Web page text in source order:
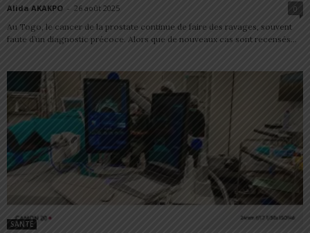
Alida AKAKPO - 26 août 2025
0
Au Togo, le cancer de la prostate continue de faire des ravages, souvent
faute d’un diagnostic précoce. Alors que de nouveaux cas sont recensés...
SANTÉ